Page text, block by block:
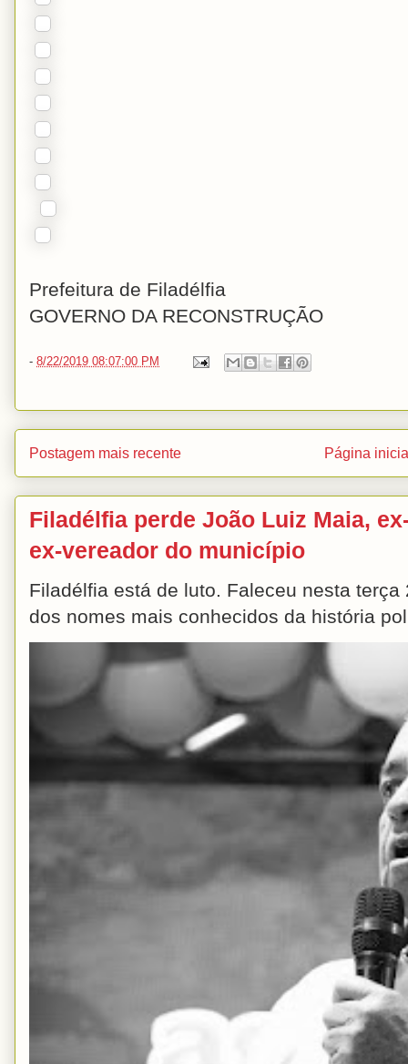
Prefeitura de Filadélfia
GOVERNO DA RECONSTRUÇÃO
- 8/22/2019 08:07:00 PM
Postagem mais recente Página
Filadélfia perde João Luiz Maia,
ex-vereador do município
Filadélfia está de luto. Faleceu nesta
dos nomes mais conhecidos da história